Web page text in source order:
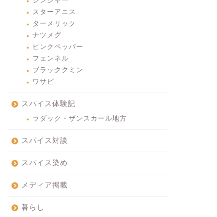
スターアニス
ターメリック
ナツメグ
ピンクペッパー
フェンネル
ブラッククミン
ワサビ
スパイス体験記
ラダック・ザンスカール地方
スパイス対談
スパイス染め
メディア掲載
暮らし